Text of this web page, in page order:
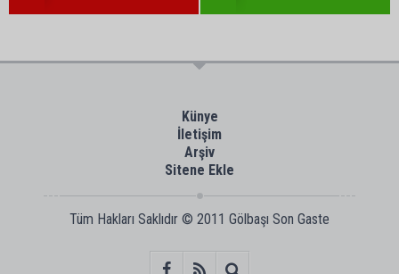
Künye
İletişim
Arşiv
Sitene Ekle
Tüm Hakları Saklıdır © 2011 Gölbaşı Son Gaste